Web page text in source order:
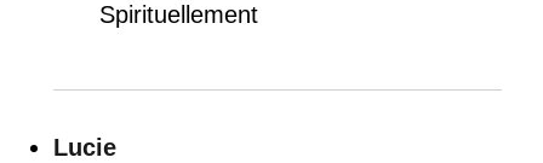
Spirituellement
Lucie